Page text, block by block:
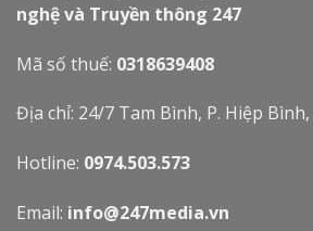
nghệ và Truyền thông 247
Mã số thuế: 0318639408
Địa chỉ: 24/7 Tam Bình, P. Hiệp
Hotline: 0974.503.573
Email: info@247media.vn